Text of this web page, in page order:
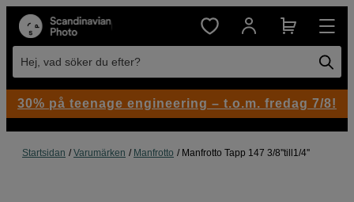
Hej, vad söker du efter?
Startsidan Varumärken Manfrotto Manfrotto Tapp 147 3/8''till1/4''
30% på teenage engineering – t.o.m. fredag 7/8!